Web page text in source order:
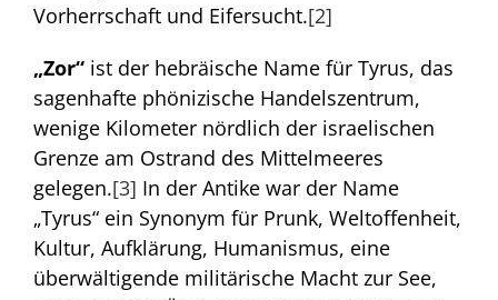
Vorherrschaft und Eifersucht.[2]
„Zor“ist der hebräische Name für Tyrus, das
sagenhafte phönizische Handelszentrum,
wenige Kilometer nördlich der israelischen
Grenze am Ostrand des Mittelmeeres
gelegen.[3] In der Antike war der Name
„Tyrus“ ein Synonym für Prunk, Weltoffenheit,
Kultur, Aufklärung, Humanismus, eine
überwältigende militärische Macht zur See,